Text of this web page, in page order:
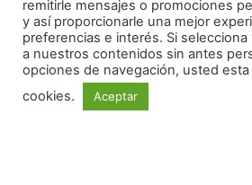
remitirle mensajes o promociones
y así proporcionarle una mejor
preferencias e interés. Si selecciona
a nuestros contenidos sin antes
opciones de navegación, usted
cookies.
Aceptar